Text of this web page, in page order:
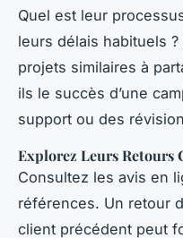
Quel est leur
leurs délais habituels
projets similaires à
ils le succès d’une
support ou des
Explorez Leurs Retours
Consultez les avis en
références. Un retour
client précédent peut